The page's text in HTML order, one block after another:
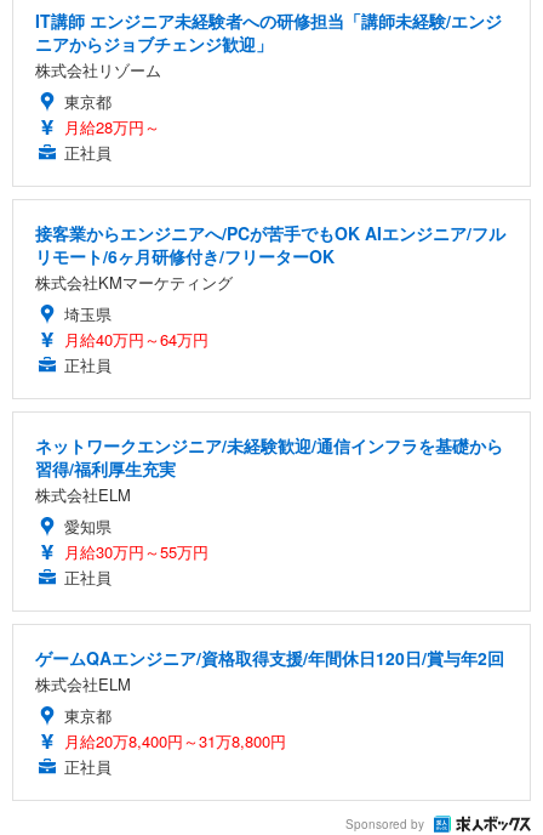
IT講師 エンジニア未経験者への研修担当「講師未経験/エンジ
ニアからジョブチェンジ歓迎」
株式会社リゾーム
東京都
月給28万円～
正社員
接客業からエンジニアへ/PCが苦手でもOK AIエンジニア/フル
リモート/6ヶ月研修付き/フリーターOK
株式会社KMマーケティング
埼玉県
月給40万円～64万円
正社員
ネットワークエンジニア/未経験歓迎/通信インフラを基礎から
習得/福利厚生充実
株式会社ELM
愛知県
月給30万円～55万円
正社員
ゲームQAエンジニア/資格取得支援/年間休日120日/賞与年2回
株式会社ELM
東京都
月給20万8,400円～31万8,800円
正社員
Sponsored by